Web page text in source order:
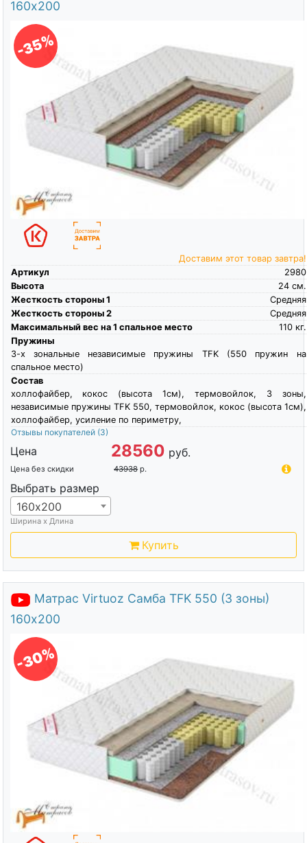
160х200
-35%
Доставим этот товар завтра!
Артикул
2980
Высота
см.
24
Жесткость стороны 1
Средняя
Жесткость стороны 2
Средняя
Максимальный вес на 1 спальное место
кг.
110
Пружины
3-х зональные независимые пружины TFK (550 пружин на
спальное место)
Состав
холлофайбер, кокос (высота 1см), термовойлок, 3 зоны,
независимые пружины TFK 550, термовойлок, кокос (высота 1см),
холлофайбер, усиление по периметру,
Отзывы покупателей (3)
Цена 28560 руб.
Цена без скидки 43938 р.
Выбрать размер
160х200
Ширина х Длина
Купить
Матрас Virtuoz Самба TFK 550 (3 зоны)
160х200
-30%